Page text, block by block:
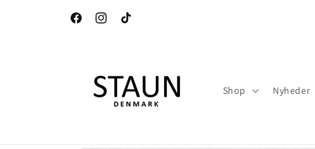
FacebookInstagram
TikTok
Shop Nyheder